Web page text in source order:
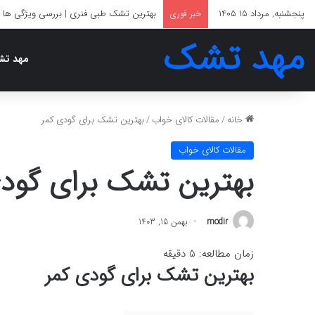
پنجشنبه, مرداد 15 1405 خبر فوری بهترین تشک طبی فنری | بررسی ویژگی
مهد تشک مهد
خانه/مقالات کالای خواب/بهترین تشک برای گودی کمر
مقالات کالای خواب
بهترین تشک برای
modir بهمن 15, 1403
زمان مطالعه: 5 دقیقه
بهترین تشک برای گودی کمر